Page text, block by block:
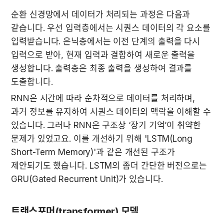
순환 신경망에서 데이터가 처리되는 과정은 다음과
같습니다. 우선 입력층에서는 시퀀스 데이터의 각 요소를
입력받습니다. 은닉층에서는 이전 단계의 출력을 다시
입력으로 받아, 현재 입력과 결합하여 새로운 출력을
생성합니다. 출력층은 최종 출력을 생성하여 결과를
도출합니다.
RNN은 시간에 따라 순차적으로 데이터를 처리하며,
과거 정보를 유지하여 시퀀스 데이터의 맥락을 이해할 수
있습니다. 그러나 RNN은 구조상 ‘장기 기억’이 취약한
문제가 있었고요. 이를 개선하기 위해 'LSTM(Long
Short-Term Memory)'과 같은 개선된 구조가
제안되기도 했습니다. LSTM의 좀더 간단한 버전으로는
GRU(Gated Recurrent Unit)가 있습니다.